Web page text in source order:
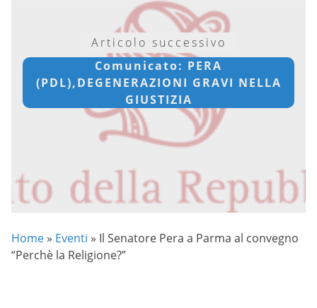
Articolo successivo
Comunicato: PERA
(PDL),DEGENERAZIONI GRAVI NELLA
GIUSTIZIA
Home » Eventi » Il Senatore Pera a Parma al convegno
“Perchè la Religione?”